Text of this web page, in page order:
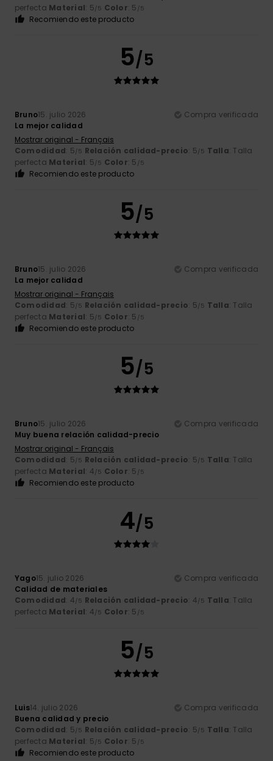
perfecta Material: 5/5 Color: 5 /5
Recomiendo este producto
5/5
Bruno15. julio 2026
Compra verificada
La mejor calidad
Mostrar original - Français
Comodidad: 5/5 Relación calidad-precio: 5/5 Talla: Talla
perfecta Material: 5/5 Color: 5 /5
Recomiendo este producto
5/5
Bruno15. julio 2026
Compra verificada
La mejor calidad
Mostrar original - Français
Comodidad: 5/5 Relación calidad-precio: 5/5 Talla: Talla
perfecta Material: 5/5 Color: 5 /5
Recomiendo este producto
5/5
Bruno15. julio 2026
Compra verificada
Muy buena relación calidad-precio
Mostrar original - Français
Comodidad: 5/5 Relación calidad-precio: 5/5 Talla: Talla
perfecta Material: 4/5 Color: 5 /5
Recomiendo este producto
4/5
Yago15. julio 2026
Compra verificada
Calidad de materiales
Comodidad: 4/5 Relación calidad-precio: 4/5 Talla: Talla
perfecta Material: 4/5 Color: 5 /5
5/5
Luis14. julio 2026
Compra verificada
Buena calidad y precio
Comodidad: 5/5 Relación calidad-precio: 5/5 Talla: Talla
perfecta Material: 5/5 Color: 5 /5
Recomiendo este producto